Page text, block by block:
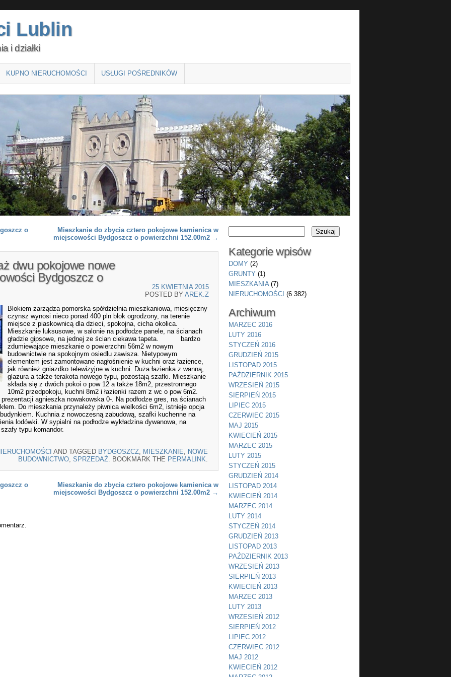
Lublin
i działki
KUPNO NIERUCHOMOŚCI USŁUGI POŚREDNIKÓW
o
Mieszkanie do zbycia cztero pokojowe kamienica w
miejscowości Bydgoszcz o powierzchni 152.00m2 →
dwu pokojowe nowe
Bydgoszcz o
25 KWIETNIA 2015
POSTED BY AREK.Z
Blokiem zarządza pomorska spółdzielnia mieszkaniowa, miesięczny
czynsz wynosi nieco ponad 400 pln blok ogrodzony, na terenie
miejsce z piaskownicą dla dzieci, spokojna, cicha okolica.
Mieszkanie luksusowe, w salonie na podłodze panele, na ścianach
gładzie gipsowe, na jednej ze ścian ciekawa tapeta. bardzo
zdumiewające mieszkanie o powierzchni 56m2 w nowym
budownictwie na spokojnym osiedlu zawisza. Nietypowym
elementem jest zamontowane nagłośnienie w kuchni oraz łazience,
jak również gniazdko telewizyjne w kuchni. Duża łazienka z wanną,
glazura a także terakota nowego typu, pozostają szafki. Mieszkanie
składa się z dwóch pokoi o pow 12 a także 18m2, przestronnego
10m2 przedpokoju, kuchni 8m2 i łazienki razem z wc o pow 6m2.
agnieszka nowakowska 0-. Na podłodze gres, na ścianach
Do mieszkania przynależy piwnica wielkości 6m2, istnieje opcja
Kuchnia z nowoczesną zabudową, szafki kuchenne na
lodówki. W sypialni na podłodze wykładzina dywanowa, na
typu komandor.
AND TAGGED BYDGOSZCZ MIESZKANIE
NOWE
BUDOWNICTWO SPRZEDAŻ . BOOKMARK THE PERMALINK
o
Mieszkanie do zbycia cztero pokojowe kamienica w
miejscowości Bydgoszcz o powierzchni 152.00m2 →
Kategorie wpisów
DOMY (2)
GRUNTY (1)
MIESZKANIA(7)
NIERUCHOMOŚCI (6 382)
Archiwum
MARZEC 2016
LUTY 2016
STYCZEŃ 2016
GRUDZIEŃ 2015
LISTOPAD 2015
PAŹDZIERNIK 2015
WRZESIEŃ 2015
SIERPIEŃ 2015
LIPIEC 2015
CZERWIEC 2015
MAJ 2015
KWIECIEŃ 2015
MARZEC 2015
LUTY 2015
STYCZEŃ 2015
GRUDZIEŃ 2014
LISTOPAD 2014
KWIECIEŃ 2014
MARZEC 2014
LUTY 2014
STYCZEŃ 2014
GRUDZIEŃ 2013
LISTOPAD 2013
PAŹDZIERNIK 2013
WRZESIEŃ 2013
SIERPIEŃ 2013
KWIECIEŃ 2013
MARZEC 2013
LUTY 2013
WRZESIEŃ 2012
SIERPIEŃ 2012
LIPIEC 2012
CZERWIEC 2012
MAJ 2012
KWIECIEŃ 2012